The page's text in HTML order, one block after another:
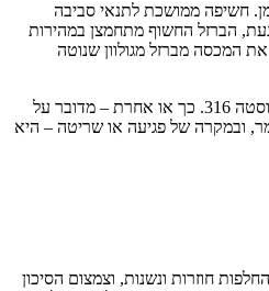
חשיפה ממושכת לתנאי סביבה
הברזל החשוף מתחמצן במהירות
המכסה מברזל מגולוון שנוטה
מנגד, קיים כאמור פתרון יעיל הרבה יותר: לשוחות ביוב ניתן להשתמש במכסי נירוסטה לביוב 304, בעוד שלחדרי מכונות – שבהם נדרשת עמידות גבוהה יותר לחומרים כימיים – נבחרת נירוסטה 316. כך או אחרת – מדובר על
ובמקרה של פגיעה או שריטה – היא
בתחזוקה, הימנעות מהחלפות חוזרות ונשנות, וצמצום הסיכון